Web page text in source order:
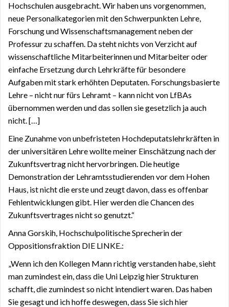
Hochschulen ausgebracht. Wir haben uns vorgenommen,
neue Personalkategorien mit den Schwerpunkten Lehre,
Forschung und Wissenschaftsmanagement neben der
Professur zu schaffen. Da steht nichts von Verzicht auf
wissenschaftliche Mitarbeiterinnen und Mitarbeiter oder
einfache Ersetzung durch Lehrkräfte für besondere
Aufgaben mit stark erhöhten Deputaten. Forschungsbasierte
Lehre – nicht nur fürs Lehramt – kann nicht von LfBAs
übernommen werden und das sollen sie gesetzlich ja auch
nicht. […]
Eine Zunahme von unbefristeten Hochdeputatslehrkräften in
der universitären Lehre wollte meiner Einschätzung nach der
Zukunftsvertrag nicht hervorbringen. Die heutige
Demonstration der Lehramtsstudierenden vor dem Hohen
Haus, ist nicht die erste und zeugt davon, dass es offenbar
Fehlentwicklungen gibt. Hier werden die Chancen des
Zukunftsvertrages nicht so genutzt.“
Anna Gorskih, Hochschulpolitische Sprecherin der
Oppositionsfraktion DIE LINKE.:
„Wenn ich den Kollegen Mann richtig verstanden habe, sieht
man zumindest ein, dass die Uni Leipzig hier Strukturen
schafft, die zumindest so nicht intendiert waren. Das haben
Sie gesagt und ich hoffe deswegen, dass Sie sich hier